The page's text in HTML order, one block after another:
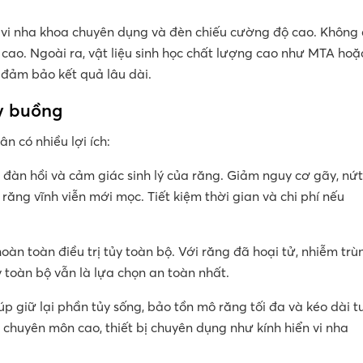
nha khoa chuyên dụng và đèn chiếu cường độ cao. Không
Ngoài ra, vật liệu sinh học chất lượng cao như MTA
bảo kết quả lâu dài.
buồng
có nhiều lợi ích:
hồi và cảm giác sinh lý của răng. Giảm nguy cơ gãy, nứt
vĩnh viễn mới mọc. Tiết kiệm thời gian và chi phí nếu
toàn điều trị tủy toàn bộ. Với răng đã hoại tử, nhiễm
bộ vẫn là lựa chọn an toàn nhất.
giữ lại phần tủy sống, bảo tồn mô răng tối đa và kéo dài
môn cao, thiết bị chuyên dụng như kính hiển vi nha